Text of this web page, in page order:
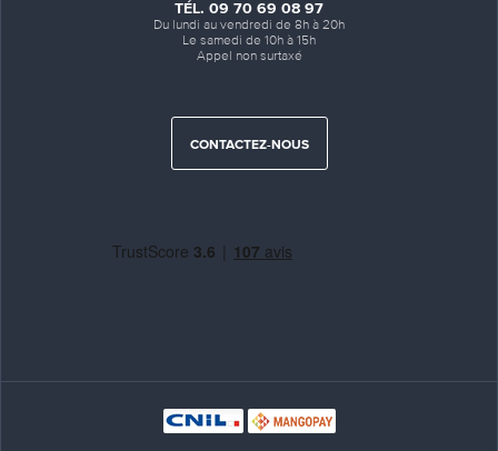
TÉL. 09 70 69 08 97
Du lundi au vendredi de 8h à 20h
Le samedi de 10h à 15h
Appel non surtaxé
CONTACTEZ-NOUS